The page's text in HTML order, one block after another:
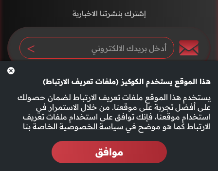
هذا الموقع يستخدم الكوكيز (ملفات تعريف الارتباط)
يستخدم هذا الموقع ملفات تعريف الارتباط لضمان حصولك
على أفضل تجربة على موقعنا. من خلال الاستمرار في
استخدام موقعنا، فإنك توافق على استخدام ملفات تعريف
الارتباط كما هو موضح في سياسة الخصوصية الخاصة بنا
موافق
إشترك بنشرتنا الاخبارية
سياسة الخصوصية الأحكام والشروط